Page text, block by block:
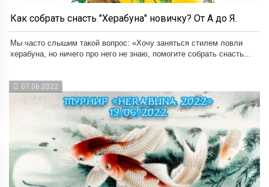
Как собрать снасть "Херабуна" новичку? От А до Я.
Мы часто слышим такой вопрос: «Хочу заняться стилем ловли
херабуна, но ничего про него не знаю, помогите собрать снасть...
07.06.2022